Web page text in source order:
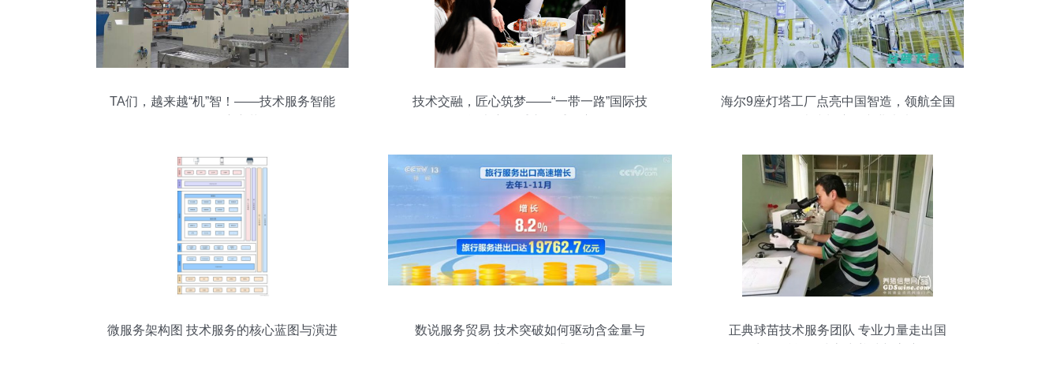
TA们，越来越“机”智！——技术服务智能
技术交融，匠心筑梦——“一带一路”国际技
海尔9座灯塔工厂点亮中国智造，领航全国
微服务架构图 技术服务的核心蓝图与演进
数说服务贸易 技术突破如何驱动含金量与
正典球苗技术服务团队 专业力量走出国